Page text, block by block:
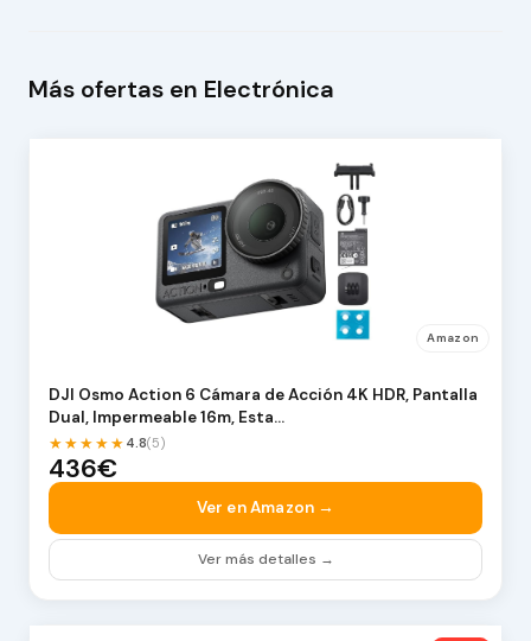
Más ofertas en Electrónica
Amazon
DJI Osmo Action 6 Cámara de Acción 4K HDR, Pantalla
Dual, Impermeable 16m, Esta…
★★★★★ 4.8(5)
436€
Ver en Amazon →
Ver más detalles →